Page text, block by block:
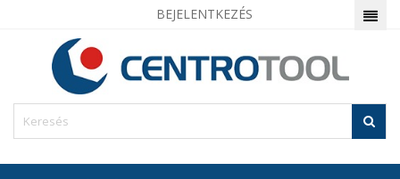
BEJELENTKEZÉS